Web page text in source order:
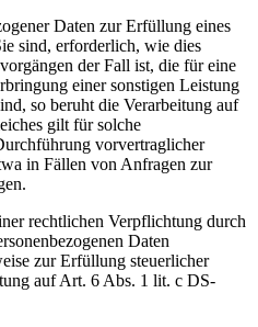
Daten zur Erfüllung eines
sind, erforderlich, wie dies
der Fall ist, die für eine
einer sonstigen Leistung
so beruht die Verarbeitung auf
gilt für solche
vorvertraglicher
in Fällen von Anfragen zur
rechtlichen Verpflichtung durch
Daten
zur Erfüllung steuerlicher
auf Art. 6 Abs. 1 lit. c DS-